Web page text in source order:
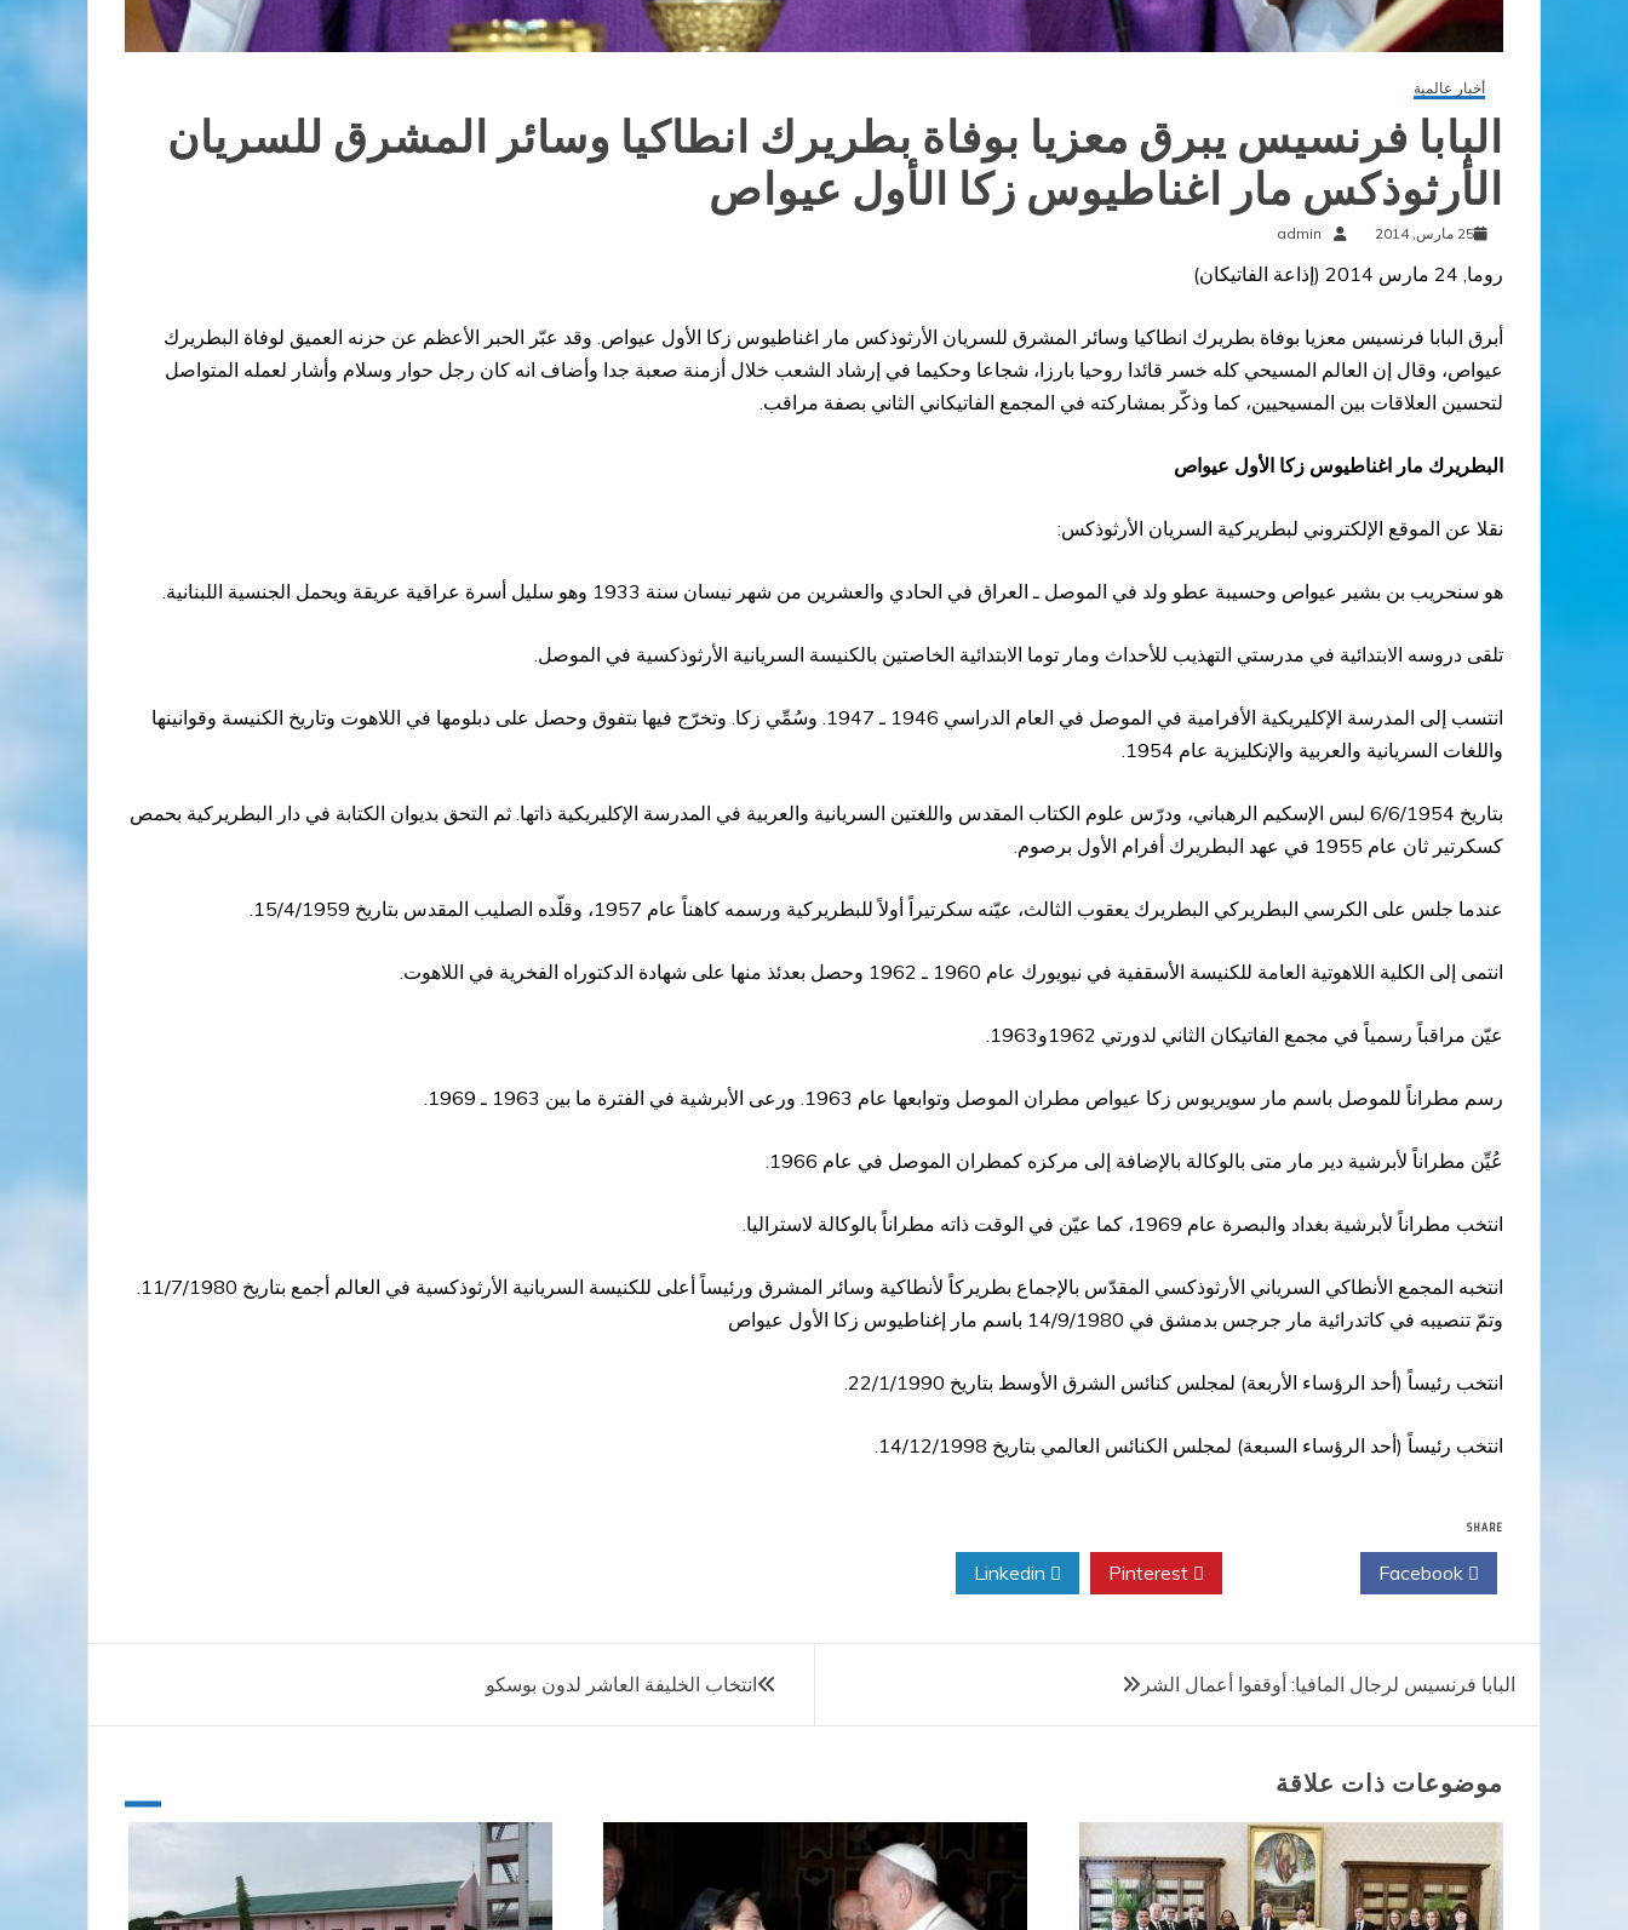
أخبار عالمية
البابا فرنسيس يبرق معزيا بوفاة بطريرك انطاكيا وسائر المشرق للسريان
الأرثوذكس مار اغناطيوس زكا الأول عيواص
25 مارس, 2014 admin
روما, 24 مارس 2014 ( إذاعة الفاتيكان)
أبرق البابا فرنسيس معزيا بوفاة بطريرك انطاكيا وسائر المشرق للسريان الأرثوذكس مار اغناطيوس زكا الأول عيواص. وقد عبّر الحبر الأعظم عن حزنه العميق لوفاة البطريرك
عيواص، وقال إن العالم المسيحي كله خسر قائدا روحيا بارزا، شجاعا وحكيما في إرشاد الشعب خلال أزمنة صعبة جدا وأضاف انه كان رجل حوار وسلام وأشار لعمله المتواصل
لتحسين العلاقات بين المسيحيين، كما وذكّر بمشاركته في المجمع الفاتيكاني الثاني بصفة مراقب.
البطريرك مار اغناطيوس زكا الأول عيواص
نقلا عن الموقع الإلكتروني لبطريركية السريان الأرثوذكس:
هو سنحريب بن بشير عيواص وحسيبة عطو ولد في الموصل ـ العراق في الحادي والعشرين من شهر نيسان سنة 1933 وهو سليل أسرة عراقية عريقة ويحمل الجنسية اللبنانية.
تلقى دروسه الابتدائية في مدرستي التهذيب للأحداث ومار توما الابتدائية الخاصتين بالكنيسة السريانية الأرثوذكسية في الموصل.
انتسب إلى المدرسة الإكليريكية الأفرامية في الموصل في العام الدراسي 1946 ـ 1947. وسُمِّي زكا. وتخرّج فيها بتفوق وحصل على دبلومها في اللاهوت وتاريخ الكنيسة وقوانينها
واللغات السريانية والعربية والإنكليزية عام 1954.
بتاريخ 6/6/1954 لبس الإسكيم الرهباني، ودرّس علوم الكتاب المقدس واللغتين السريانية والعربية في المدرسة الإكليريكية ذاتها. ثم التحق بديوان الكتابة في دار البطريركية بحمص
كسكرتير ثان عام 1955 في عهد البطريرك أفرام الأول برصوم.
عندما جلس على الكرسي البطريركي البطريرك يعقوب الثالث، عيّنه سكرتيراً أولاً للبطريركية ورسمه كاهناً عام 1957، وقلّده الصليب المقدس بتاريخ 15/4/1959.
انتمى إلى الكلية اللاهوتية العامة للكنيسة الأسقفية في نيويورك عام 1960 ـ 1962 وحصل بعدئذ منها على شهادة الدكتوراه الفخرية في اللاهوت.
عيّن مراقباً رسمياً في مجمع الفاتيكان الثاني لدورتي 1962و1963.
رسم مطراناً للموصل باسم مار سويريوس زكا عيواص مطران الموصل وتوابعها عام 1963. ورعى الأبرشية في الفترة ما بين 1963 ـ 1969.
عُيِّن مطراناً لأبرشية دير مار متى بالوكالة بالإضافة إلى مركزه كمطران الموصل في عام 1966.
انتخب مطراناً لأبرشية بغداد والبصرة عام 1969، كما عيّن في الوقت ذاته مطراناً بالوكالة لاستراليا.
انتخبه المجمع الأنطاكي السرياني الأرثوذكسي المقدّس بالإجماع بطريركاً لأنطاكية وسائر المشرق ورئيساً أعلى للكنيسة السريانية الأرثوذكسية في العالم أجمع بتاريخ 11/7/1980.
وتمّ تنصيبه في كاتدرائية مار جرجس بدمشق في 14/9/1980 باسم مار إغناطيوس زكا الأول عيواص
انتخب رئيساً (أحد الرؤساء الأربعة) لمجلس كنائس الشرق الأوسط بتاريخ 22/1/1990.
انتخب رئيساً (أحد الرؤساء السبعة) لمجلس الكنائس العالمي بتاريخ 14/12/1998.
SHARE
تصفّح
المقالات
انتخاب الخليفة العاشر لدون بوسكو البابا فرنسيس لرجال المافيا: أوقفوا أعمال الشر
موضوعات ذات علاقة